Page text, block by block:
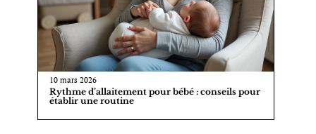
10 mars 2026
Rythme d’allaitement pour bébé : conseils pour
établir une routine